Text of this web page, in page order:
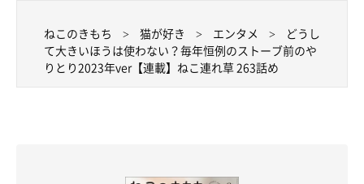
ねこのきもち 猫が好き エンタメ
どうし
て大きいほうは使わない？毎年恒例のストーブ前のや
りとり2023年ver【連載】ねこ連れ草 263話め